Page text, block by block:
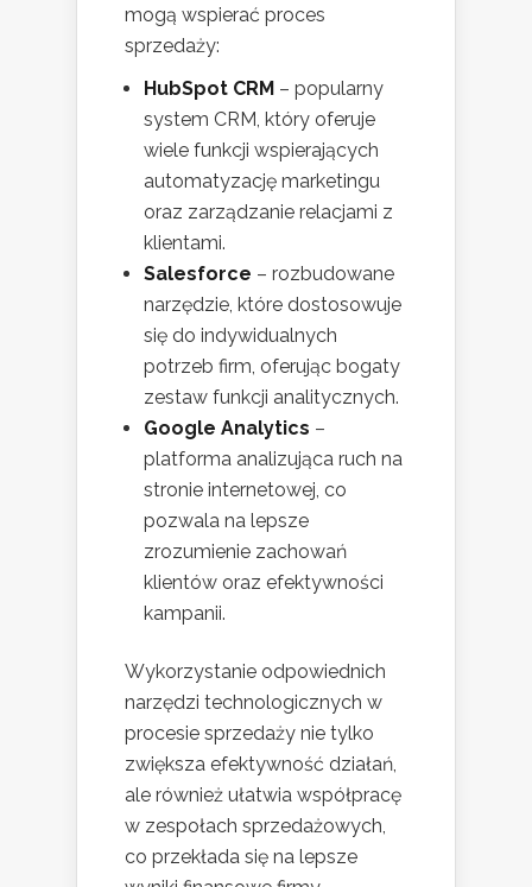
mogą wspierać proces
sprzedaży:
HubSpot CRM – popularny
system CRM, który oferuje
wiele funkcji wspierających
automatyzację marketingu
oraz zarządzanie relacjami z
klientami.
Salesforce – rozbudowane
narzędzie, które dostosowuje
się do indywidualnych
potrzeb firm, oferując bogaty
zestaw funkcji analitycznych.
Google Analytics –
platforma analizująca ruch na
stronie internetowej, co
pozwala na lepsze
zrozumienie zachowań
klientów oraz efektywności
kampanii.
Wykorzystanie odpowiednich
narzędzi technologicznych w
procesie sprzedaży nie tylko
zwiększa efektywność działań,
ale również ułatwia współpracę
w zespołach sprzedażowych,
co przekłada się na lepsze